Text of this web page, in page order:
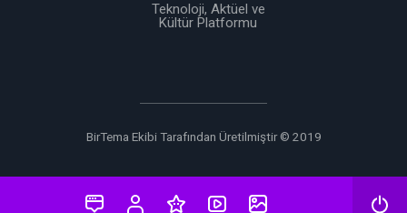
Teknoloji, Aktüel ve
Kültür Platformu
BirTema Ekibi Tarafından Üretilmiştir © 2019